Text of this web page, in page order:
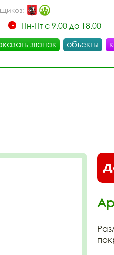
Пн-Пт с 9.00 до 18.00
звонок объекты